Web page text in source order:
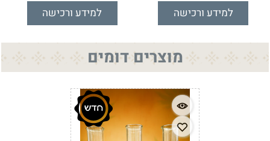
למידע ורכישה למידע ורכישה
מוצרים דומים